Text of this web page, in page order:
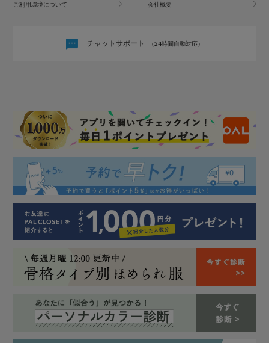
ご利用環境について 会社概要
チャットサポート （24時間自動対応）